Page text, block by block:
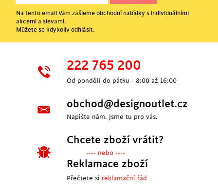
Na tento email Vám zašleme obchodní nabídky s individuálními
akcemi a slevami.
Můžete se kdykoliv odhlásit.
222 765 200
Od pondělí do pátku - 8:00 až 16:00
obchod@designoutlet.cz
Napište nám. Jsme tu pro vás.
Chcete zboží vrátit?
---- nebo ----
Reklamace zboží
Přečtete si reklamační řád